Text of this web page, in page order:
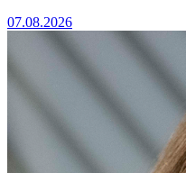
07.08.2026